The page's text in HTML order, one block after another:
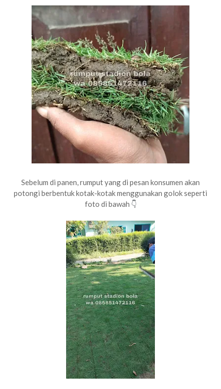
Sebelum di panen, rumput yang di pesan konsumen akan
potongi berbentuk kotak-kotak menggunakan golok seperti
foto di bawah 👇